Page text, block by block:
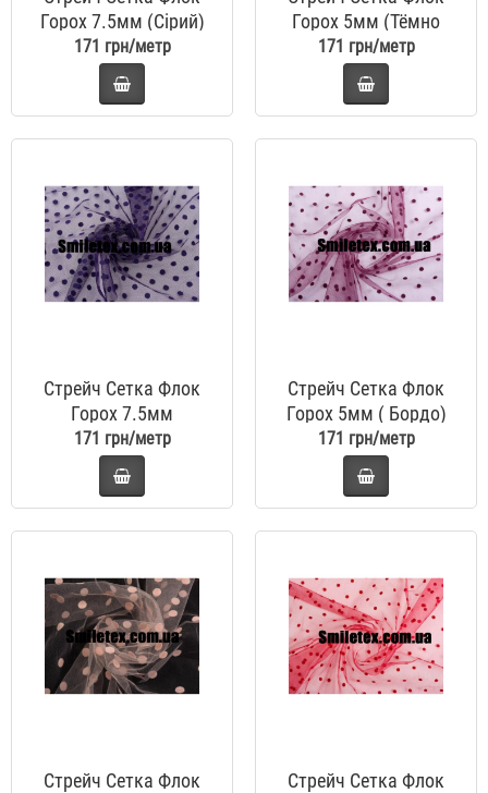
Горох 7.5мм (Сірий)
171 грн/метр
Горох 5мм (Тёмно
Синій)
171 грн/метр
Стрейч Сетка Флок
Горох 7.5мм
(Фиолетовий)
171 грн/метр
Стрейч Сетка Флок
Горох 5мм ( Бордо)
171 грн/метр
Стрейч Сетка Флок
Стрейч Сетка Флок